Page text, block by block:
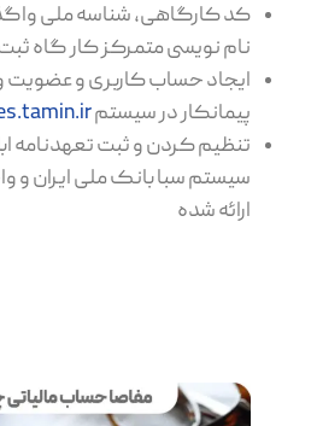
کد کارگاهی، شناسه ملی
نام نویسی متمرکز کار گاه
ایجاد حساب کاربری و عضویت
پیمانکار در سیستم
تنظیم کردن و ثبت تعهدنامه
سیستم سبا بانک ملی ایران و
ارائه شده